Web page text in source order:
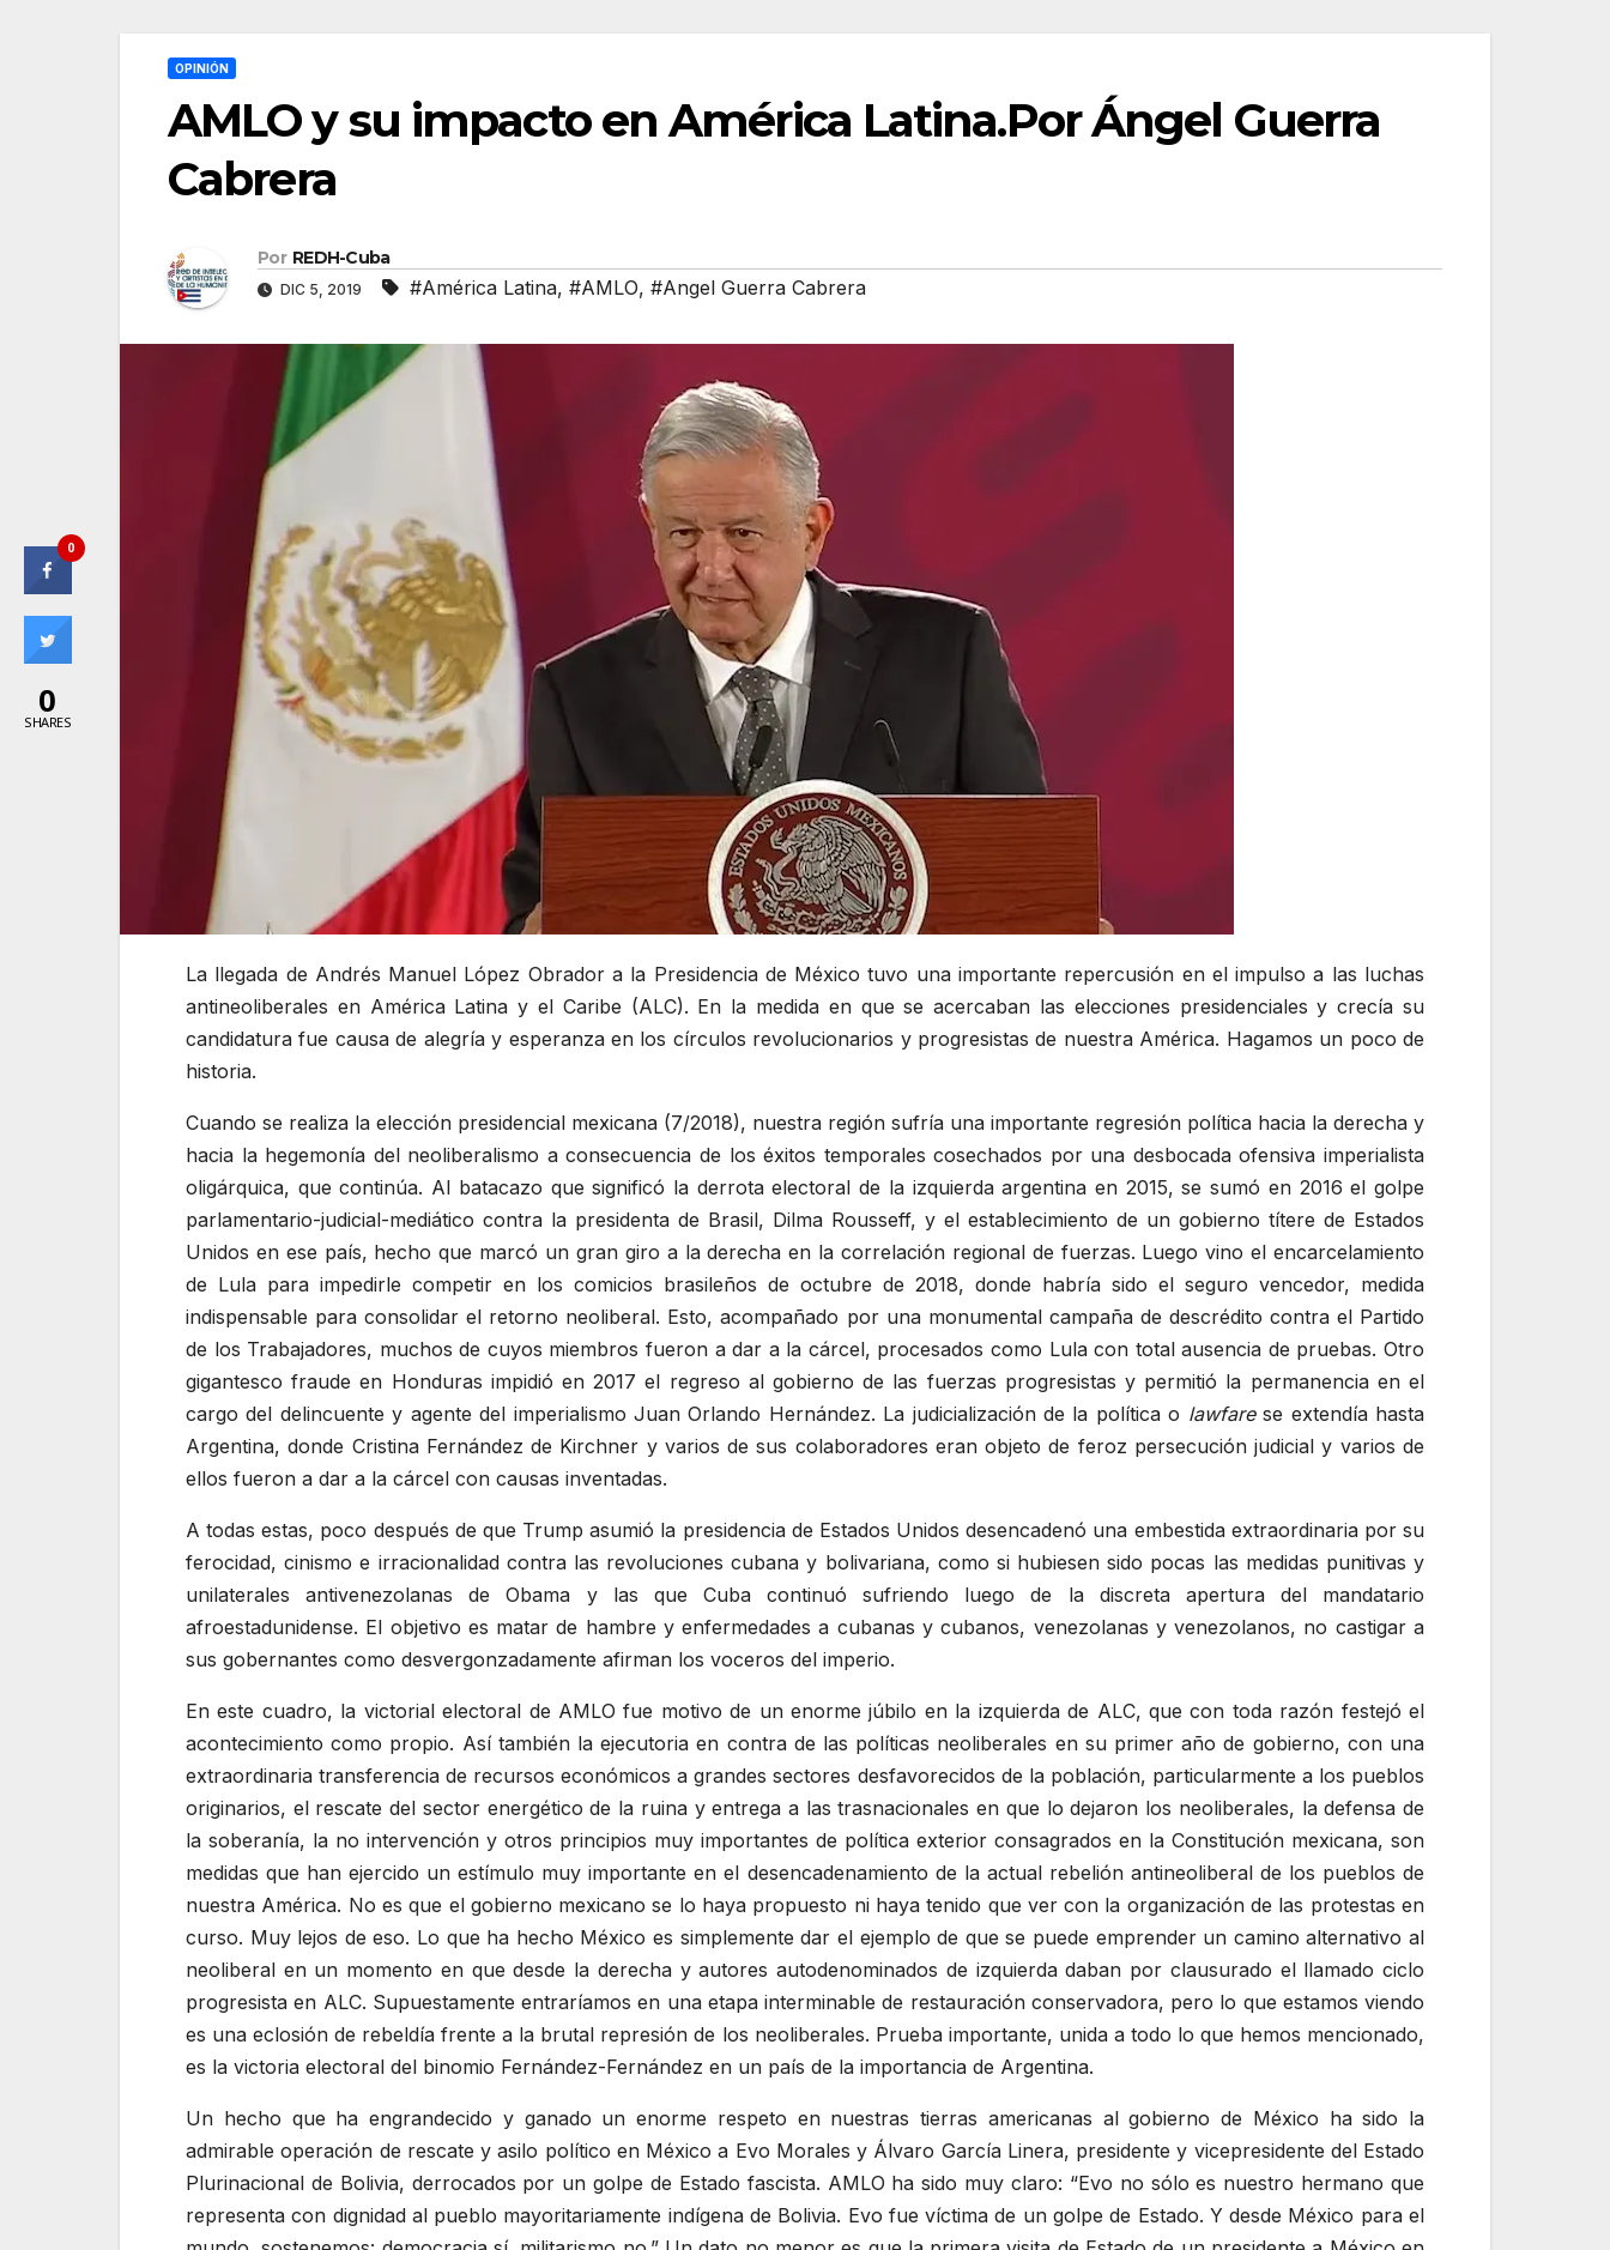
OPINIÓN
AMLO y su impacto en América Latina.Por Ángel Guerra
Cabrera
Por REDH-Cuba
DIC 5, 2019 #América Latina, #AMLO, #Angel Guerra Cabrera
La llegada de Andrés Manuel López Obrador a la Presidencia de México tuvo una importante repercusión en el impulso a las luchas
antineoliberales en América Latina y el Caribe (ALC). En la medida en que se acercaban las elecciones presidenciales y crecía su
candidatura fue causa de alegría y esperanza en los círculos revolucionarios y progresistas de nuestra América. Hagamos un poco de
historia.
Cuando se realiza la elección presidencial mexicana (7/2018), nuestra región sufría una importante regresión política hacia la derecha y
hacia la hegemonía del neoliberalismo a consecuencia de los éxitos temporales cosechados por una desbocada ofensiva imperialista
oligárquica, que continúa. Al batacazo que significó la derrota electoral de la izquierda argentina en 2015, se sumó en 2016 el golpe
parlamentario-judicial-mediático contra la presidenta de Brasil, Dilma Rousseff, y el establecimiento de un gobierno títere de Estados
Unidos en ese país, hecho que marcó un gran giro a la derecha en la correlación regional de fuerzas. Luego vino el encarcelamiento
de Lula para impedirle competir en los comicios brasileños de octubre de 2018, donde habría sido el seguro vencedor, medida
indispensable para consolidar el retorno neoliberal. Esto, acompañado por una monumental campaña de descrédito contra el Partido
de los Trabajadores, muchos de cuyos miembros fueron a dar a la cárcel, procesados como Lula con total ausencia de pruebas. Otro
gigantesco fraude en Honduras impidió en 2017 el regreso al gobierno de las fuerzas progresistas y permitió la permanencia en el
cargo del delincuente y agente del imperialismo Juan Orlando Hernández. La judicialización de la política o lawfarese extendía hasta
Argentina, donde Cristina Fernández de Kirchner y varios de sus colaboradores eran objeto de feroz persecución judicial y varios de
ellos fueron a dar a la cárcel con causas inventadas.
A todas estas, poco después de que Trump asumió la presidencia de Estados Unidos desencadenó una embestida extraordinaria por su
ferocidad, cinismo e irracionalidad contra las revoluciones cubana y bolivariana, como si hubiesen sido pocas las medidas punitivas y
unilaterales antivenezolanas de Obama y las que Cuba continuó sufriendo luego de la discreta apertura del mandatario
afroestadunidense. El objetivo es matar de hambre y enfermedades a cubanas y cubanos, venezolanas y venezolanos, no castigar a
sus gobernantes como desvergonzadamente afirman los voceros del imperio.
En este cuadro, la victorial electoral de AMLO fue motivo de un enorme júbilo en la izquierda de ALC, que con toda razón festejó el
acontecimiento como propio. Así también la ejecutoria en contra de las políticas neoliberales en su primer año de gobierno, con una
extraordinaria transferencia de recursos económicos a grandes sectores desfavorecidos de la población, particularmente a los pueblos
originarios, el rescate del sector energético de la ruina y entrega a las trasnacionales en que lo dejaron los neoliberales, la defensa de
la soberanía, la no intervención y otros principios muy importantes de política exterior consagrados en la Constitución mexicana, son
medidas que han ejercido un estímulo muy importante en el desencadenamiento de la actual rebelión antineoliberal de los pueblos de
nuestra América. No es que el gobierno mexicano se lo haya propuesto ni haya tenido que ver con la organización de las protestas en
curso. Muy lejos de eso. Lo que ha hecho México es simplemente dar el ejemplo de que se puede emprender un camino alternativo al
neoliberal en un momento en que desde la derecha y autores autodenominados de izquierda daban por clausurado el llamado ciclo
progresista en ALC. Supuestamente entraríamos en una etapa interminable de restauración conservadora, pero lo que estamos viendo
es una eclosión de rebeldía frente a la brutal represión de los neoliberales. Prueba importante, unida a todo lo que hemos mencionado,
es la victoria electoral del binomio Fernández-Fernández en un país de la importancia de Argentina.
Un hecho que ha engrandecido y ganado un enorme respeto en nuestras tierras americanas al gobierno de México ha sido la
admirable operación de rescate y asilo político en México a Evo Morales y Álvaro García Linera, presidente y vicepresidente del Estado
Plurinacional de Bolivia, derrocados por un golpe de Estado fascista. AMLO ha sido muy claro:
Evo no sólo es nuestro hermano que
representa con dignidad al pueblo mayoritariamente indígena de Bolivia. Evo fue víctima de un golpe de Estado. Y desde México para el
0
0
SHARES